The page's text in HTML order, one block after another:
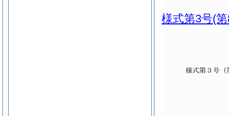
様式第3号(